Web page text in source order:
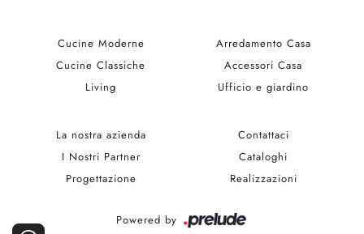
Cucine Moderne
Cucine Classiche
Living
Arredamento Casa
Accessori Casa
Ufficio e giardino
La nostra azienda
I Nostri Partner
Progettazione
Contattaci
Cataloghi
Realizzazioni
Powered by